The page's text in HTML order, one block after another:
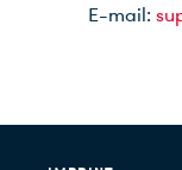
E-mail: